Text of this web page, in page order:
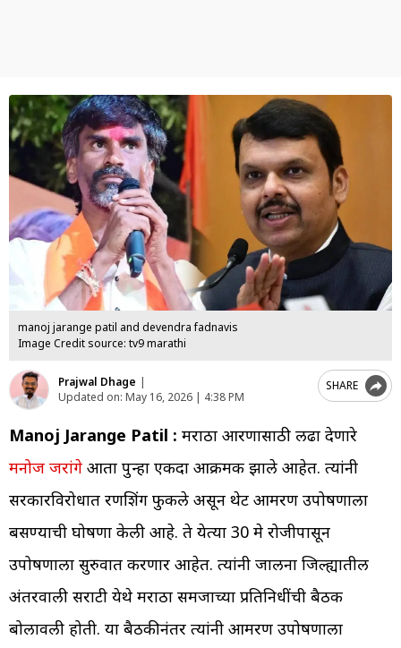
manoj jarange patil and devendra fadnavis
Image Credit source: tv9 marathi
Prajwal Dhage |
Updated on: May 16, 2026 | 4:38 PM
SHARE
Manoj Jarange Patil : मराठा आरक्षणासाठी लढा देणारे
मनोज जरांगे आता पुन्हा एकदा आक्रमक झाले आहेत. त्यांनी
सरकारविरोधात रणशिंग फुकले असून थेट आमरण उपोषणाला
बसण्याची घोषणा केली आहे. ते येत्या 30 मे रोजीपासून
उपोषणाला सुरुवात करणार आहेत. त्यांनी जालना जिल्ह्यातील
अंतरवाली सराटी येथे मराठा समजाच्या प्रतिनिधींची बैठक
बोलावली होती. या बैठकीनंतर त्यांनी आमरण उपोषणाला